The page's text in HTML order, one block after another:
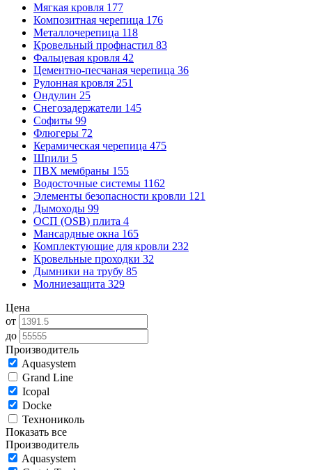
Мягкая кровля 177
Композитная черепица 176
Металлочерепица 118
Кровельный профнастил 83
Фальцевая кровля 42
Цементно-песчаная черепица 36
Рулонная кровля 251
Ондулин 25
Снегозадержатели 145
Софиты 99
Флюгеры 72
Керамическая черепица 475
Шпили 5
ПВХ мембраны 155
Водосточные системы 1162
Элементы безопасности кровли 121
Дымоходы 99
ОСП (OSB) плита 4
Мансардные окна 165
Комплектующие для кровли 232
Кровельные проходки 32
Дымники на трубу 85
Молниезащита 329
Цена
от
до
Производитель
Aquasystem
Grand Line
Icopal
Docke
Технониколь
Показать все
Производитель
Aquasystem